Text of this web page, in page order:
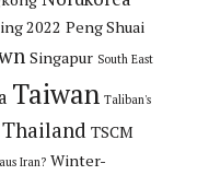
2022 Peng Shuai
Singapur South East
Taiwan Taliban's
Thailand TSCM
Iran? Winter-